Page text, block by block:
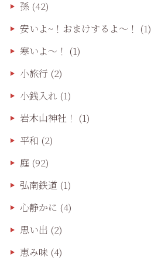
孫(42)
安いよ~！おまけするよ～！ (1)
寒いよ～！ (1)
小旅行 (2)
小銭入れ (1)
岩木山神社！ (1)
平和 (2)
庭(92)
弘南鉄道 (1)
心静かに (4)
思い出 (2)
恵み味(4)